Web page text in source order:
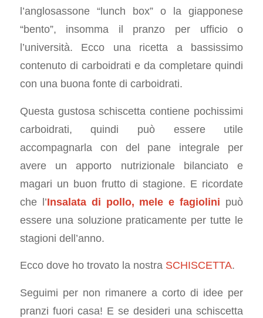
l’anglosassone “lunch box” o la giapponese
“bento”, insomma il pranzo per ufficio o
l’università. Ecco una ricetta a bassissimo
contenuto di carboidrati e da completare quindi
con una buona fonte di carboidrati.
Questa gustosa schiscetta contiene pochissimi
carboidrati, quindi può essere utile
accompagnarla con del pane integrale per
avere un apporto nutrizionale bilanciato e
magari un buon frutto di stagione. E ricordate
che l’Insalata di pollo, mele e fagiolini può
essere una soluzione praticamente per tutte le
stagioni dell’anno.
Ecco dove ho trovato la nostra SCHISCETTA.
Seguimi per non rimanere a corto di idee per
pranzi fuori casa! E se desideri una schiscetta